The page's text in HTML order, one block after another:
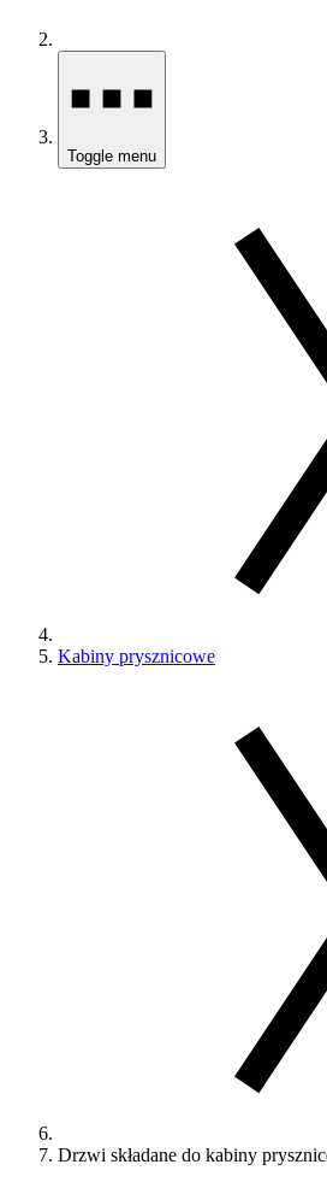
Toggle menu
Kabiny prysznicowe
Drzwi składane do kabiny